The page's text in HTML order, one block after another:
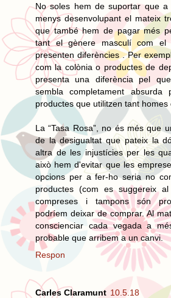
No soles hem de suportar que
menys desenvolupant el mateix
que també hem de pagar més
tant el gènere masculí com
presenten diferències . Per
com la colònia o productes de
presenta una diferència pel
sembla completament
productes que utilitzen tant homes
La “Tasa Rosa”, no és més que
de la desigualtat que pateix la
altra de les injustícies per les
això hem d'evitar que les
opcions per a fer-ho seria no
productes (com es suggereix
compreses i tampons són
podríem deixar de comprar. Al
conscienciar cada vegada a
probable que arribem a un canvi.
Respon
Carles Claramunt 10.5.18